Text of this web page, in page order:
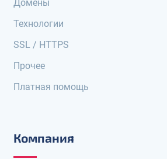
Домены
Технологии
SSL / HTTPS
Прочее
Платная помощь
Компания